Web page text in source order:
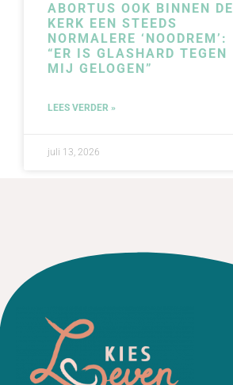
ABORTUS OOK BINNEN DE
KERK EEN STEEDS
NORMALERE ‘NOODREM’:
“ER IS GLASHARD TEGEN
MIJ GELOGEN”
LEES VERDER »
juli 13, 2026